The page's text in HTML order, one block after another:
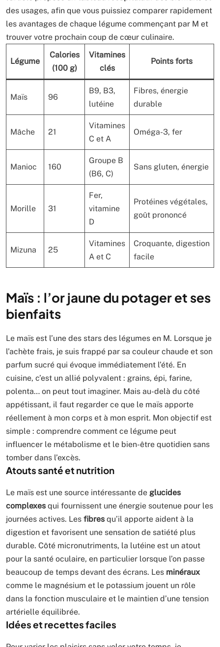
des usages, afin que vous puissiez comparer rapidement
les avantages de chaque légume commençant par M et
trouver votre prochain coup de cœur culinaire.
Légume
Calories
(100 g)
Vitamines
clés
Points forts
Maïs 96
B9, B3,
lutéine
Fibres, énergie
durable
Mâche 21
Vitamines
C et A
Oméga-3, fer
Manioc 160
Groupe B
(B6, C)
Sans gluten, énergie
Morille 31
Fer,
vitamine
D
Protéines végétales,
goût prononcé
Mizuna 25
Vitamines
A et C
Croquante, digestion
facile
Maïs : l’or jaune du potager et ses
bienfaits
Le maïs est l’une des stars des légumes en M. Lorsque je
l’achète frais, je suis frappé par sa couleur chaude et son
parfum sucré qui évoque immédiatement l’été. En
cuisine, c’est un allié polyvalent : grains, épi, farine,
polenta… on peut tout imaginer. Mais au-delà du côté
appétissant, il faut regarder ce que le maïs apporte
réellement à mon corps et à mon esprit. Mon objectif est
simple : comprendre comment ce légume peut
influencer le métabolisme et le bien-être quotidien sans
tomber dans l’excès.
Atouts santé et nutrition
Le maïs est une source intéressante de glucides
complexes qui fournissent une énergie soutenue pour les
journées actives. Les fibres qu’il apporte aident à la
digestion et favorisent une sensation de satiété plus
durable. Côté micronutriments, la lutéine est un atout
pour la santé oculaire, en particulier lorsque l’on passe
beaucoup de temps devant des écrans. Les minéraux
comme le magnésium et le potassium jouent un rôle
dans la fonction musculaire et le maintien d’une tension
artérielle équilibrée.
Idées et recettes faciles